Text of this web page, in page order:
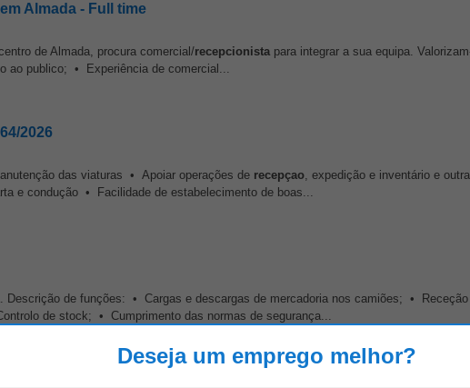
Almada - Full time
de Almada, procura comercial/recepcionista para integrar a sua equipa.
ao publico; • Experiência de comercial...
2026
das viaturas • Apoiar operações de recepçao, expedição e inventário e
e condução • Facilidade de estabelecimento de boas...
Descrição de funções: • Cargas e descargas de mercadoria nos camiões; •
de stock; • Cumprimento das normas de segurança...
Barreiro - Part-time
Deseja um emprego melhor?